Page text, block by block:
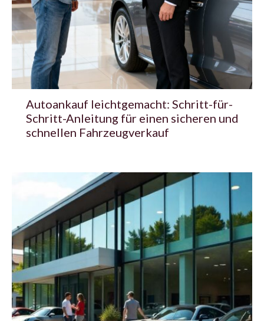
Autoankauf leichtgemacht: Schritt-für-
Schritt-Anleitung für einen sicheren und
schnellen Fahrzeugverkauf